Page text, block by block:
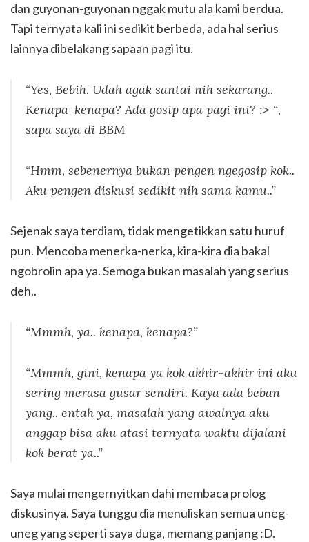
dan guyonan-guyonan nggak mutu ala kami berdua.
Tapi ternyata kali ini sedikit berbeda, ada hal serius
lainnya dibelakang sapaan pagi itu.
“Yes, Bebih. Udah agak santai nih sekarang..
Kenapa-kenapa? Ada gosip apa pagi ini? :> “,
sapa saya di BBM
“Hmm, sebenernya bukan pengen ngegosip kok..
Aku pengen diskusi sedikit nih sama kamu..”
Sejenak saya terdiam, tidak mengetikkan satu huruf
pun. Mencoba menerka-nerka, kira-kira dia bakal
ngobrolin apa ya. Semoga bukan masalah yang serius
deh..
“Mmmh, ya.. kenapa, kenapa?”
“Mmmh, gini, kenapa ya kok akhir-akhir ini aku
sering merasa gusar sendiri. Kaya ada beban
yang.. entah ya, masalah yang awalnya aku
anggap bisa aku atasi ternyata waktu dijalani
kok berat ya..”
Saya mulai mengernyitkan dahi membaca prolog
diskusinya. Saya tunggu dia menuliskan semua uneg-
uneg yang seperti saya duga, memang panjang :D.